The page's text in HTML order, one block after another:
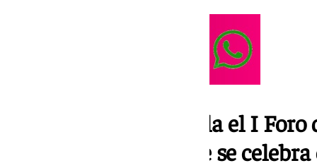
Presentado en Sevilla el I
de España del PP que se